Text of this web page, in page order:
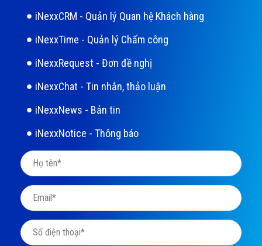
iNexxCRM - Quản lý Quan hệ Khách hàng
iNexxTime - Quản lý Chấm công
iNexxRequest - Đơn đề nghị
iNexxChat - Tin nhắn, thảo luận
iNexxNews - Bản tin
iNexxNotice - Thông báo